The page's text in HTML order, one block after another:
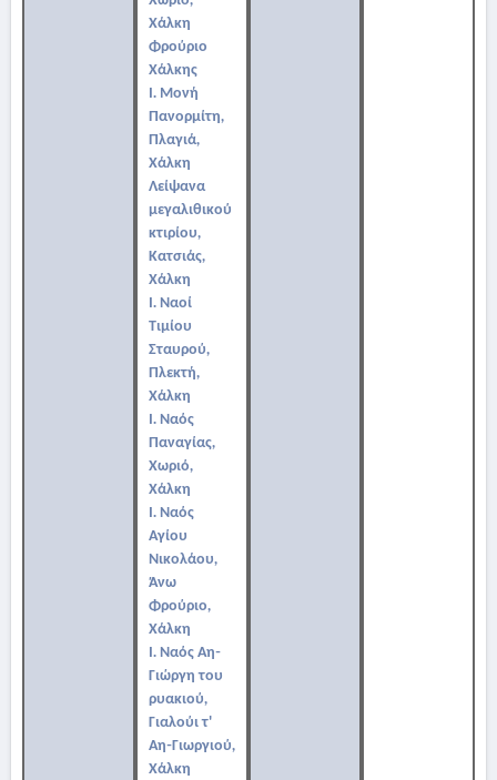
Χάλκη
Φρούριο
Χάλκης
Ι. Μονή
Πανορμίτη,
Πλαγιά,
Χάλκη
Λείψανα
μεγαλιθικού
κτιρίου,
Κατσιάς,
Χάλκη
Ι. Ναοί
Τιμίου
Σταυρού,
Πλεκτή,
Χάλκη
Ι. Ναός
Παναγίας,
Χωριό,
Χάλκη
Ι. Ναός
Αγίου
Νικολάου,
Άνω
Φρούριο,
Χάλκη
Ι. Ναός Αη-
Γιώργη του
ρυακιού,
Γιαλούι τ'
Αη-Γιωργιού,
Χάλκη